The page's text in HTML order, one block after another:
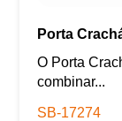
Porta
O Porta
combinar...
SB-17274